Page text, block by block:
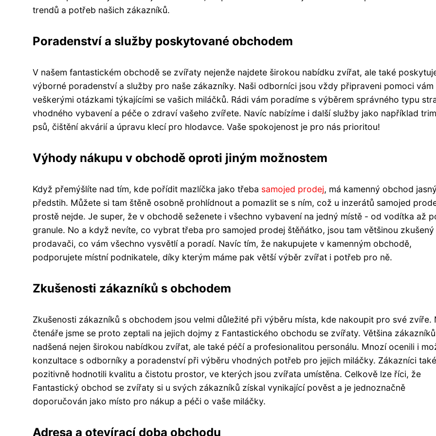
trendů a potřeb našich zákazníků.
Poradenství a služby poskytované obchodem
V našem fantastickém obchodě se zvířaty nejenže najdete širokou nabídku zvířat, ale také
výborné poradenství a služby pro naše zákazníky. Naši odborníci jsou vždy připraveni pomoci vám
veškerými otázkami týkajícími se vašich miláčků. Rádi vám poradíme s výběrem správného typu
vhodného vybavení a péče o zdraví vašeho zvířete. Navíc nabízíme i další služby jako například
psů, čištění akvárií a úpravu klecí pro hlodavce. Vaše spokojenost je pro nás prioritou!
Výhody nákupu v obchodě oproti jiným možnostem
Když přemýšlíte nad tím, kde pořídit mazlíčka jako třeba samojed prodej, má kamenný obchod jasný
předstih. Můžete si tam štěně osobně prohlídnout a pomazlit se s ním, což u inzerátů samojed
prostě nejde. Je super, že v obchodě seženete i všechno vybavení na jedný místě - od vodítka až
granule. No a když nevíte, co vybrat třeba pro samojed prodej štěňátko, jsou tam většinou zkušený
prodavači, co vám všechno vysvětlí a poradí. Navíc tím, že nakupujete v kamenným obchodě,
podporujete místní podnikatele, díky kterým máme pak větší výběr zvířat i potřeb pro ně.
Zkušenosti zákazníků s obchodem
Zkušenosti zákazníků s obchodem jsou velmi důležité při výběru místa, kde nakoupit pro své zvíře.
čtenáře jsme se proto zeptali na jejich dojmy z Fantastického obchodu se zvířaty. Většina
nadšená nejen širokou nabídkou zvířat, ale také péčí a profesionalitou personálu. Mnozí ocenili i
konzultace s odborníky a poradenství při výběru vhodných potřeb pro jejich miláčky. Zákazníci také
pozitivně hodnotili kvalitu a čistotu prostor, ve kterých jsou zvířata umístěna. Celkově lze říci, že
Fantastický obchod se zvířaty si u svých zákazníků získal vynikající pověst a je jednoznačně
doporučován jako místo pro nákup a péči o vaše miláčky.
Adresa a otevírací doba obchodu